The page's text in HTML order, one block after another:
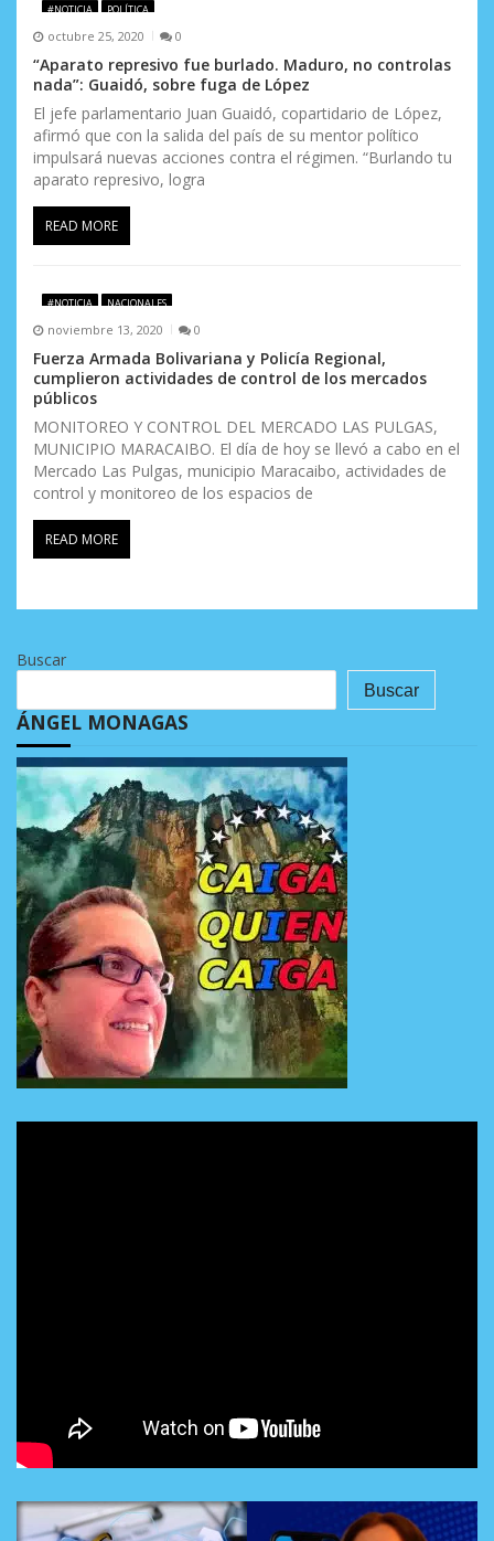
#NOTICIA POLÍTICA
octubre 25, 2020 0
“Aparato represivo fue burlado. Maduro, no controlas
nada”: Guaidó, sobre fuga de López
El jefe parlamentario Juan Guaidó, copartidario de López,
afirmó que con la salida del país de su mentor político
impulsará nuevas acciones contra el régimen. “Burlando tu
aparato represivo, logra
READ MORE
#NOTICIA NACIONALES
noviembre 13, 2020 0
Fuerza Armada Bolivariana y Policía Regional,
cumplieron actividades de control de los mercados
públicos
MONITOREO Y CONTROL DEL MERCADO LAS PULGAS,
MUNICIPIO MARACAIBO. El día de hoy se llevó a cabo en el
Mercado Las Pulgas, municipio Maracaibo, actividades de
control y monitoreo de los espacios de
READ MORE
Buscar
Buscar
ÁNGEL MONAGAS